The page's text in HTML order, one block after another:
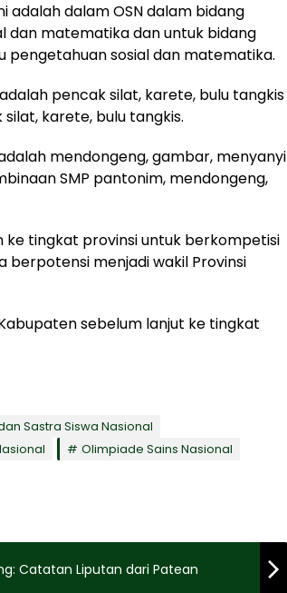
adalah dalam OSN dalam bidang
dan matematika dan untuk bidang
pengetahuan sosial dan matematika.
pencak silat, karete, bulu tangkis
karete, bulu tangkis.
mendongeng, gambar, menyanyi
SMP pantonim, mendongeng,
ke tingkat provinsi untuk berkompetisi
menjadi wakil Provinsi
sebelum lanjut ke tingkat
Sastra Siswa Nasional
Olimpiade Sains Nasional
Catatan Liputan dari Patean